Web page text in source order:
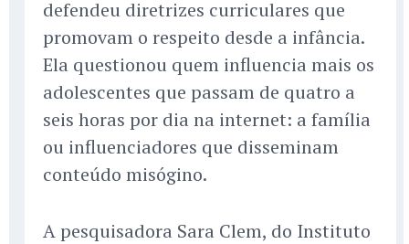
defendeu diretrizes curriculares que
promovam o respeito desde a infância.
Ela questionou quem influencia mais os
adolescentes que passam de quatro a
seis horas por dia na internet: a família
ou influenciadores que disseminam
conteúdo misógino.
A pesquisadora Sara Clem, do Instituto